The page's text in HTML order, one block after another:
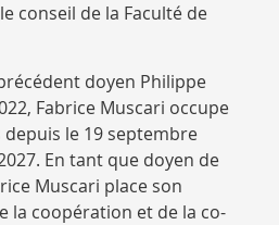
conseil de la Faculté de
doyen Philippe
Fabrice Muscari occupe
le 19 septembre
En tant que doyen de
Muscari place son
la coopération et de la co-